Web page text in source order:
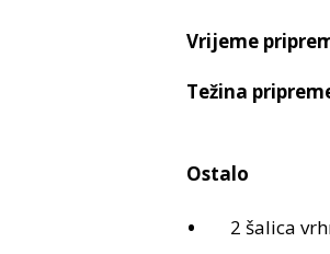
Vrijeme
Težina
Ostalo
2 šalica